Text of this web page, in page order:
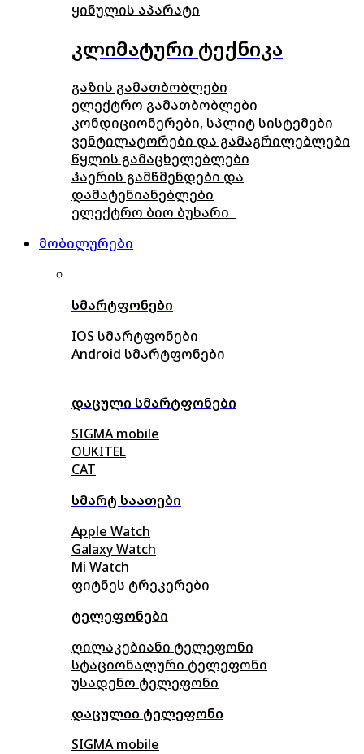
ყინულის აპარატი
კლიმატური ტექნიკა
გაზის გამათბობლები
ელექტრო გამათბობლები
კონდიციონერები, სპლიტ სისტემები
ვენტილატორები და გამაგრილებლები
წყლის გამაცხელებლები
ჰაერის გამწმენდები და
დამატენიანებლები
ელექტრო ბიო ბუხარი
მობილურები
სმარტფონები
IOS სმარტფონები
Android სმარტფონები
დაცული სმარტფონები
SIGMA mobile
OUKITEL
CAT
სმარტ საათები
Apple Watch
Galaxy Watch
Mi Watch
ფიტნეს ტრეკერები
ტელეფონები
ღილაკებიანი ტელეფონი
სტაციონალური ტელეფონი
უსადენო ტელეფონი
დაცულიი ტელეფონი
SIGMA mobile